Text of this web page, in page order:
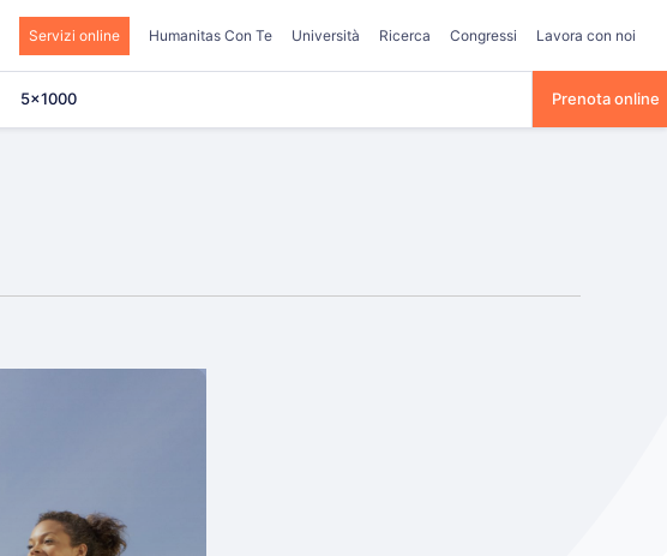
Servizi online Humanitas Con Te Università Ricerca Congressi Lavora con noi
5×1000 Prenota online